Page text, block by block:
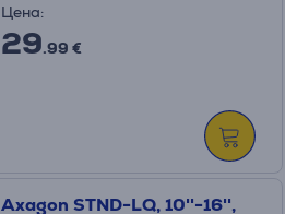
Цена:
29.99 €
Axagon STND-LQ, 10''-16'',